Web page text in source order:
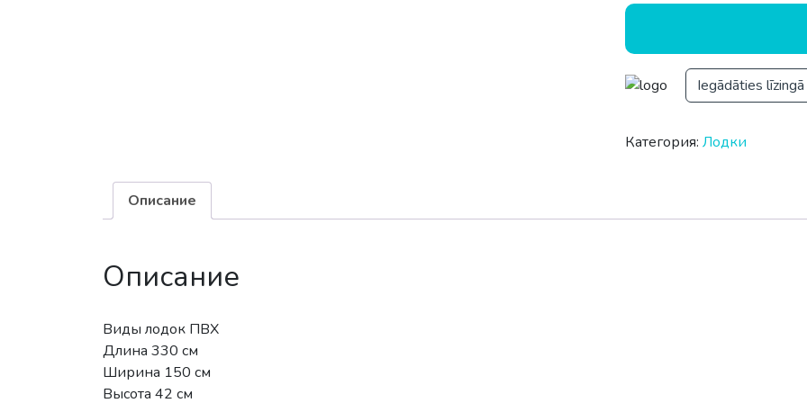
Iegādāties līzingā
Категория:Лодки
Описание
Описание
Виды лодок ПВХ
Длина 330 см
Ширина 150 см
Высота 42 см